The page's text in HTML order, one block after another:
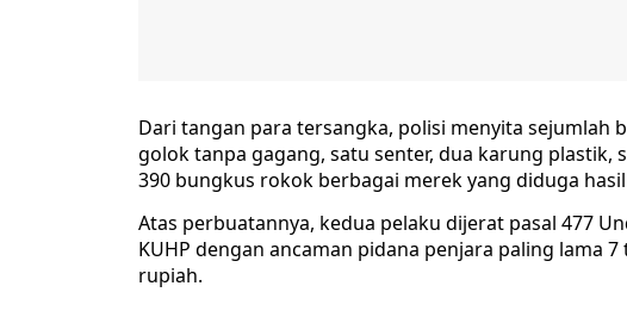
Dari tangan para tersangka, polisi menyita
golok tanpa gagang, satu senter, dua karung plastik,
390 bungkus rokok berbagai merek yang diduga
Atas perbuatannya, kedua pelaku dijerat pasal 477
KUHP dengan ancaman pidana penjara paling lama
rupiah.